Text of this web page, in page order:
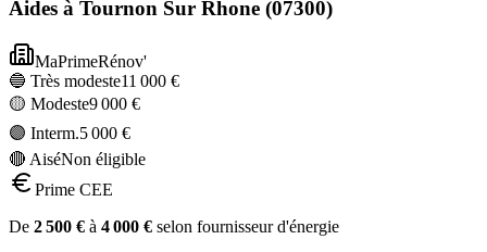
Aides à Tournon Sur Rhone (07300)
MaPrimeRénov'
🔵 Très modeste11 000 €
🟡 Modeste9 000 €
🟣 Interm.5 000 €
🔴 AiséNon éligible
Prime CEE
De 2 500 € à 4 000 € selon fournisseur d'énergie